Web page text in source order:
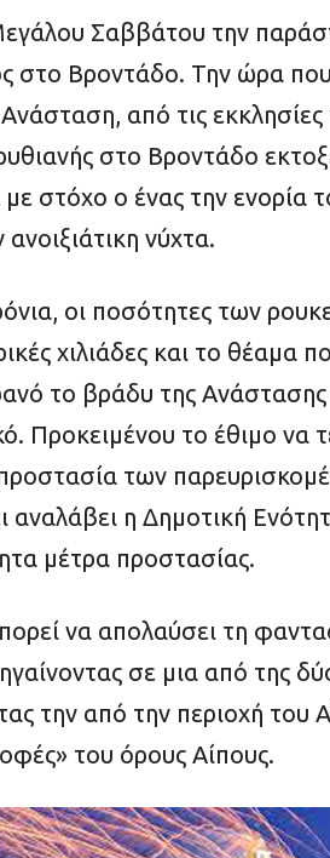
Σαββάτου την
στο Βροντάδο. Την ώρα
από τις
στο Βροντάδο
στόχο ο ένας την ενορία
νύχτα.
οι ποσότητες των
χιλιάδες και το θέαμα
το βράδυ της Ανάστασης
Προκειμένου το έθιμο να
των
αναλάβει η Δημοτική
μέτρα προστασίας.
να απολαύσει τη
σε μια από της
την από την περιοχή του
του όρους Αίπους.